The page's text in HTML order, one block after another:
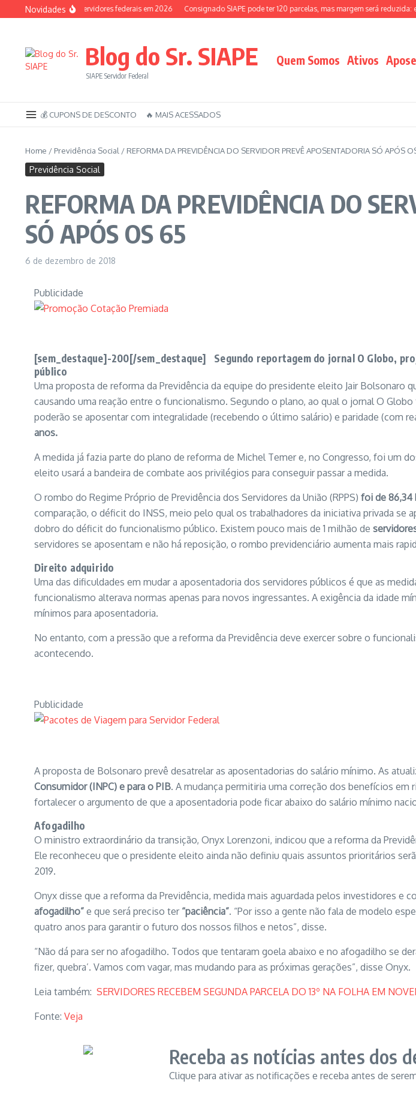
Ir para o conteúdo
Novidades
Auxílio-saúde dos servidores federais em 2026 Consignado SIAPE pode ter 120 parcelas, mas margem será reduzida:
Blog do Sr. SIAPE
SIAPE Servidor Federal
Quem Somos Ativos
💰 CUPONS DE DESCONTO 🔥 MAIS ACESSADOS
Home / Previdência Social / REFORMA DA PREVIDÊNCIA DO SERVIDOR PREVÊ APOSENTADORIA SÓ APÓS
Previdência Social
REFORMA DA PREVIDÊNCIA DO
SÓ APÓS OS 65
6 de dezembro de 2018
Publicidade
[sem_destaque]-200[/sem_destaque] Segundo reportagem do jornal O Globo,
público
Uma proposta de reforma da Previdência da equipe do presidente eleito Jair Bolsonaro
causando uma reação entre o funcionalismo. Segundo o plano, ao qual o jornal O
poderão se aposentar com integralidade (recebendo o último salário) e paridade (com
anos.
A medida já fazia parte do plano de reforma de Michel Temer e, no Congresso, foi um
eleito usará a bandeira de combate aos privilégios para conseguir passar a medida.
O rombo do Regime Próprio de Previdência dos Servidores da União (RPPS) foi de 86,34
comparação, o déficit do INSS, meio pelo qual os trabalhadores da iniciativa privada se
dobro do déficit do funcionalismo público. Existem pouco mais de 1 milhão de
servidores se aposentam e não há reposição, o rombo previdenciário aumenta mais
Direito adquirido
Uma das dificuldades em mudar a aposentadoria dos servidores públicos é que as
funcionalismo alterava normas apenas para novos ingressantes. A exigência da idade
mínimos para aposentadoria.
No entanto, com a pressão que a reforma da Previdência deve exercer sobre o
acontecendo.
Publicidade
A proposta de Bolsonaro prevê desatrelar as aposentadorias do salário mínimo. As
Consumidor (INPC) e para o PIB. A mudança permitiria uma correção dos benefícios
fortalecer o argumento de que a aposentadoria pode ficar abaixo do salário mínimo
Afogadilho
O ministro extraordinário da transição, Onyx Lorenzoni, indicou que a reforma da
Ele reconheceu que o presidente eleito ainda não definiu quais assuntos prioritários
2019.
Onyx disse que a reforma da Previdência, medida mais aguardada pelos investidores e
afogadilho” e que será preciso ter“paciência”. “Por isso a gente não fala de modelo
quatro anos para garantir o futuro dos nossos filhos e netos”, disse.
“Não dá para ser no afogadilho. Todos que tentaram goela abaixo e no afogadilho se
fizer, quebra’. Vamos com vagar, mas mudando para as próximas gerações”, disse Onyx.
Leia também: SERVIDORES RECEBEM SEGUNDA PARCELA DO 13º NA FOLHA EM
Fonte: Veja
Receba as notícias antes dos
Clique para ativar as notificações e receba antes de